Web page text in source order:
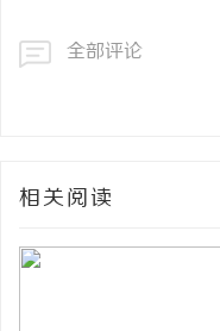
全部评论
相关阅读